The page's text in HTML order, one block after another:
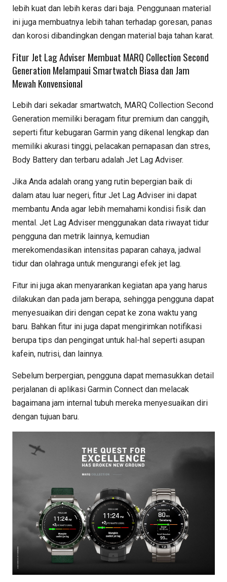
lebih kuat dan lebih keras dari baja. Penggunaan material
ini juga membuatnya lebih tahan terhadap goresan, panas
dan korosi dibandingkan dengan material baja tahan karat.
Fitur Jet Lag Adviser Membuat MARQ Collection Second
Generation Melampaui Smartwatch Biasa dan Jam
Mewah Konvensional
Lebih dari sekadar smartwatch, MARQ Collection Second
Generation memiliki beragam fitur premium dan canggih,
seperti fitur kebugaran Garmin yang dikenal lengkap dan
memiliki akurasi tinggi, pelacakan pernapasan dan stres,
Body Battery dan terbaru adalah Jet Lag Adviser.
Jika Anda adalah orang yang rutin bepergian baik di
dalam atau luar negeri, fitur Jet Lag Adviser ini dapat
membantu Anda agar lebih memahami kondisi fisik dan
mental. Jet Lag Adviser menggunakan data riwayat tidur
pengguna dan metrik lainnya, kemudian
merekomendasikan intensitas paparan cahaya, jadwal
tidur dan olahraga untuk mengurangi efek jet lag.
Fitur ini juga akan menyarankan kegiatan apa yang harus
dilakukan dan pada jam berapa, sehingga pengguna dapat
menyesuaikan diri dengan cepat ke zona waktu yang
baru. Bahkan fitur ini juga dapat mengirimkan notifikasi
berupa tips dan pengingat untuk hal-hal seperti asupan
kafein, nutrisi, dan lainnya.
Sebelum berpergian, pengguna dapat memasukkan detail
perjalanan di aplikasi Garmin Connect dan melacak
bagaimana jam internal tubuh mereka menyesuaikan diri
dengan tujuan baru.